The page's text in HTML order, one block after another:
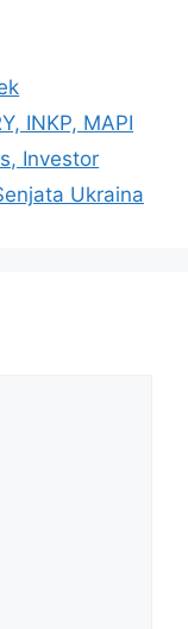
INKP, MAPI
Investor
Ukraina